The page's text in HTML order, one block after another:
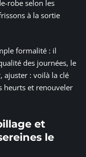
robe selon les
à la sortie
formalité : il
des journées, le
ajuster : voilà la clé
heurts et renouveler
et
le